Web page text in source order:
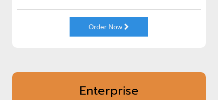
Order Now
Enterprise